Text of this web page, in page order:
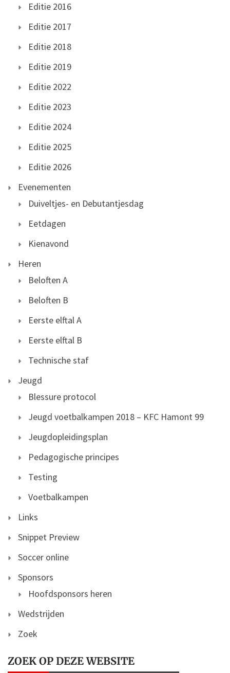
Editie 2016
Editie 2017
Editie 2018
Editie 2019
Editie 2022
Editie 2023
Editie 2024
Editie 2025
Editie 2026
Evenementen
Duiveltjes- en Debutantjesdag
Eetdagen
Kienavond
Heren
Beloften A
Beloften B
Eerste elftal A
Eerste elftal B
Technische staf
Jeugd
Blessure protocol
Jeugd voetbalkampen 2018 – KFC Hamont 99
Jeugdopleidingsplan
Pedagogische principes
Testing
Voetbalkampen
Links
Snippet Preview
Soccer online
Sponsors
Hoofdsponsors heren
Wedstrijden
Zoek
ZOEK OP DEZE WEBSITE